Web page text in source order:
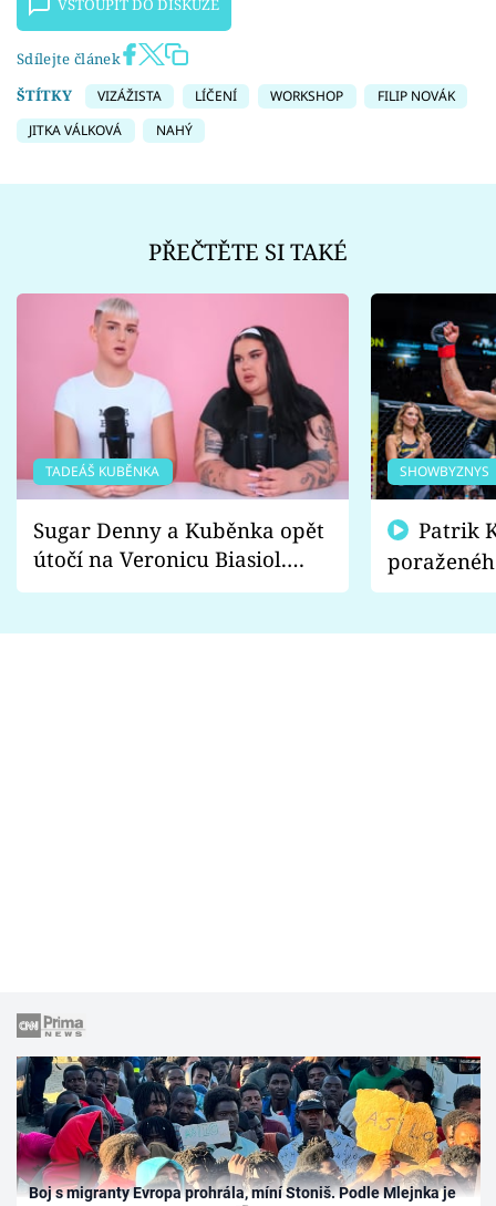
VSTOUPIT DO DISKUZE
Sdílejte článek
ŠTÍTKY
VIZÁŽISTA LÍČENÍ WORKSHOP
FILIP NOVÁK
JITKA VÁLKOVÁ
NAHÝ
PŘEČTĚTE SI TAKÉ
TADEÁŠ KUBĚNKA
Sugar Denny a Kuběnka opět
útočí na Veronicu Biasiol.
Proč je podle nich falešná a
SHOWBYZNYS
fanoušci
Boj s migranty Evropa prohrála, míní Stoniš. Podle Mlejnka je